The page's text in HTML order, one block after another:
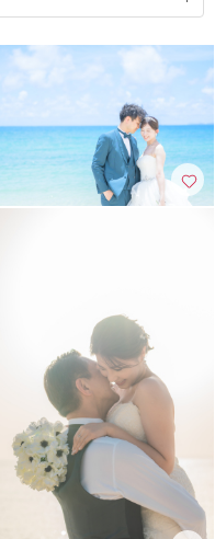
用の衣装
スタジオでの撮影
人気スポットでの撮影